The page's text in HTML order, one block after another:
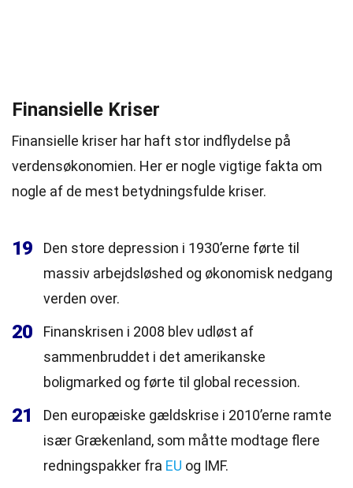
Finansielle Kriser
Finansielle kriser har haft stor indflydelse på
verdensøkonomien. Her er nogle vigtige fakta om
nogle af de mest betydningsfulde kriser.
19
Den store depression i 1930’erne førte til
massiv arbejdsløshed og økonomisk nedgang
verden over.
20
Finanskrisen i 2008 blev udløst af
sammenbruddet i det amerikanske
boligmarked og førte til global recession.
21
Den europæiske gældskrise i 2010’erne ramte
især Grækenland, som måtte modtage flere
redningspakker fra EU og IMF.